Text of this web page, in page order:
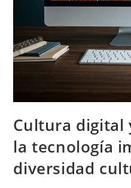
Cultura digital
la tecnología
diversidad